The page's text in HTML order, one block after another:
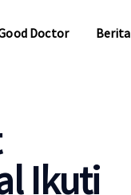
Doctor Berita
Ikuti